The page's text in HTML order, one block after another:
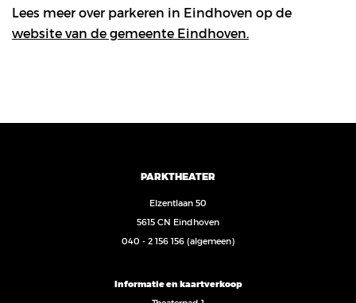
Lees meer over parkeren in Eindhoven op de
website van de gemeente Eindhoven.
PARKTHEATER
Elzentlaan 50
5615 CN Eindhoven
040 - 2 156 156 (algemeen)
Informatie en kaartverkoop